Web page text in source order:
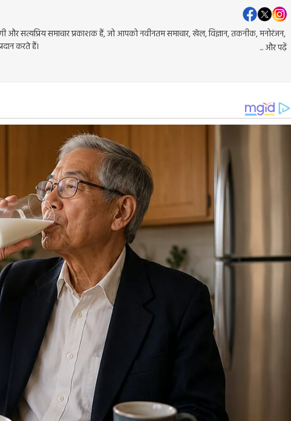
सत्यप्रिय समाचार प्रकाशक हैं, जो आपको नवीनतम समाचार, खेल, विज्ञान, तकनीक, मनोरंजन,
करते हैं।
... और पढ़ें